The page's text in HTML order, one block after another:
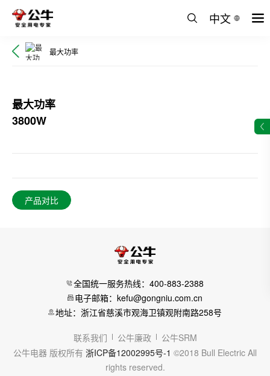
中文
最大功率
最大功率
3800W
产品对比
全国统一服务热线：400-883-2388
电子邮箱：kefu@gongniu.com.cn
地址：浙江省慈溪市观海卫镇观附南路258号
联系我们 公牛廉政
公牛SRM
公牛电器 版权所有 浙ICP备12002995号-1 ©2018 Bull Electric All
rights reserved.